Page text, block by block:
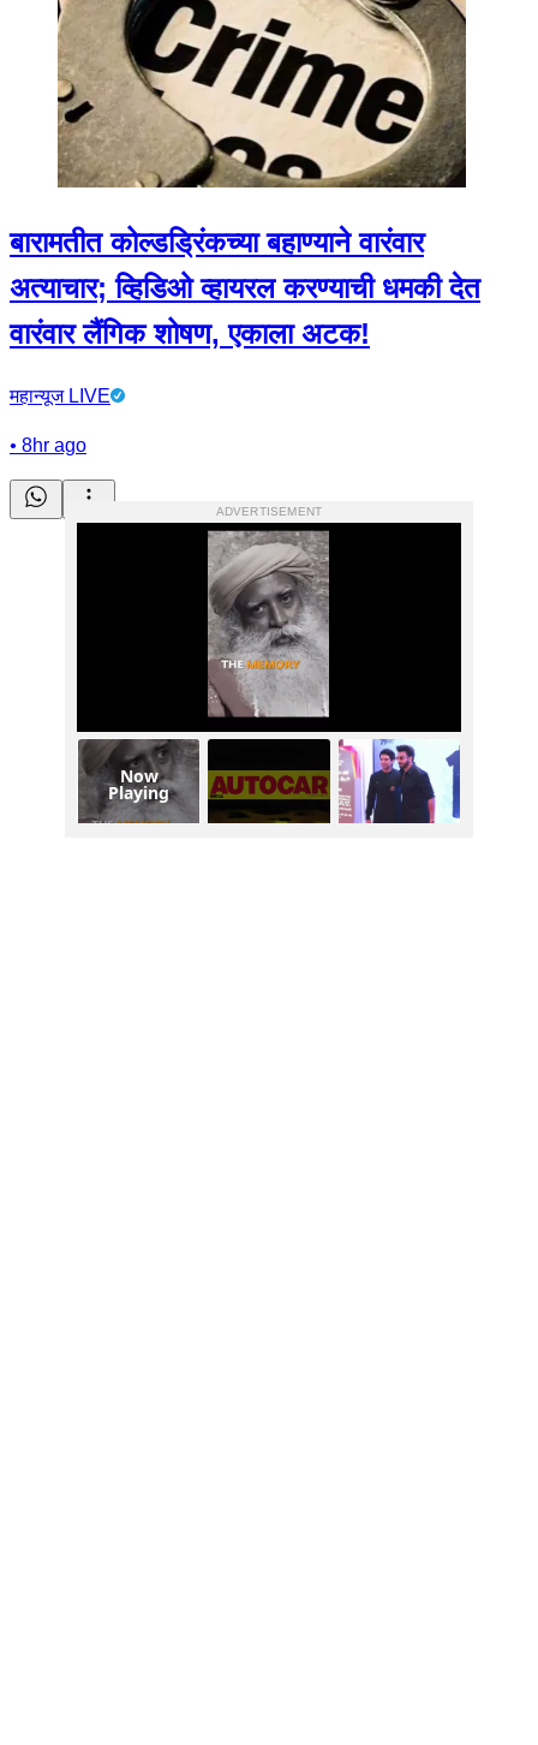
बारामतीत कोल्डड्रिंकच्या बहाण्याने वारंवार
अत्याचार; व्हिडिओ व्हायरल करण्याची धमकी देत
वारंवार लैंगिक शोषण, एकाला अटक!
महान्यूज LIVE
• 8hr ago
ADVERTISEMENT
Now
Playing